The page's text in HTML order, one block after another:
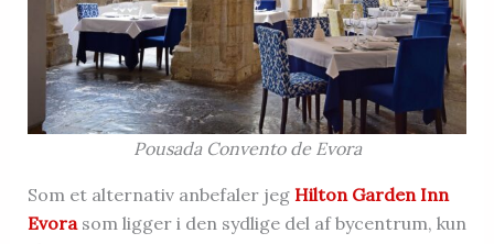
Pousada Convento de Evora
Som et alternativ anbefaler jeg Hilton Garden Inn
Evorasom ligger i den sydlige del af bycentrum, kun